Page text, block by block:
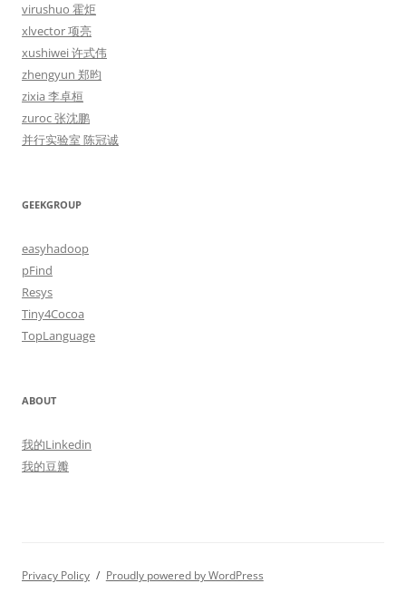
virushuo 霍炬
xlvector 项亮
xushiwei 许式伟
zhengyun 郑昀
zixia 李卓桓
zuroc 张沈鹏
并行实验室 陈冠诚
GEEKGROUP
easyhadoop
pFind
Resys
Tiny4Cocoa
TopLanguage
ABOUT
我的Linkedin
我的豆瓣
Privacy Policy Proudly powered by WordPress